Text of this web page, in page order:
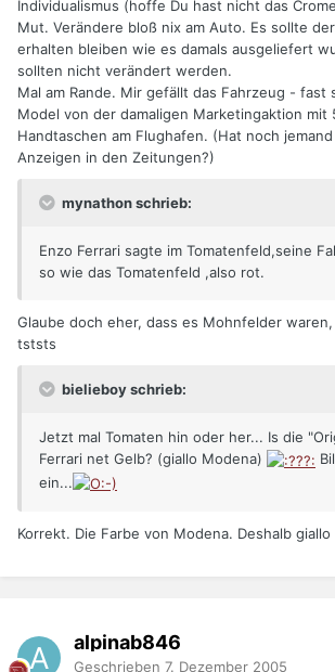
Individualismus (hoffe Du hast nicht das
Mut. Verändere bloß nix am Auto. Es sollte
erhalten bleiben wie es damals ausgeliefert
sollten nicht verändert werden.
Mal am Rande. Mir gefällt das Fahrzeug - fast
Model von der damaligen Marketingaktion mit
Handtaschen am Flughafen. (Hat noch
Anzeigen in den Zeitungen?)
mynathon schrieb:
Enzo Ferrari sagte im Tomatenfeld,seine
so wie das Tomatenfeld ,also rot.
Glaube doch eher, dass es Mohnfelder
tststs
bielieboy schrieb:
Jetzt mal Tomaten hin oder her... Is die
Ferrari net Gelb? (giallo Modena)
ein...
Korrekt. Die Farbe von Modena. Deshalb giallo
alpinab846
Geschrieben 7. Dezember 2005